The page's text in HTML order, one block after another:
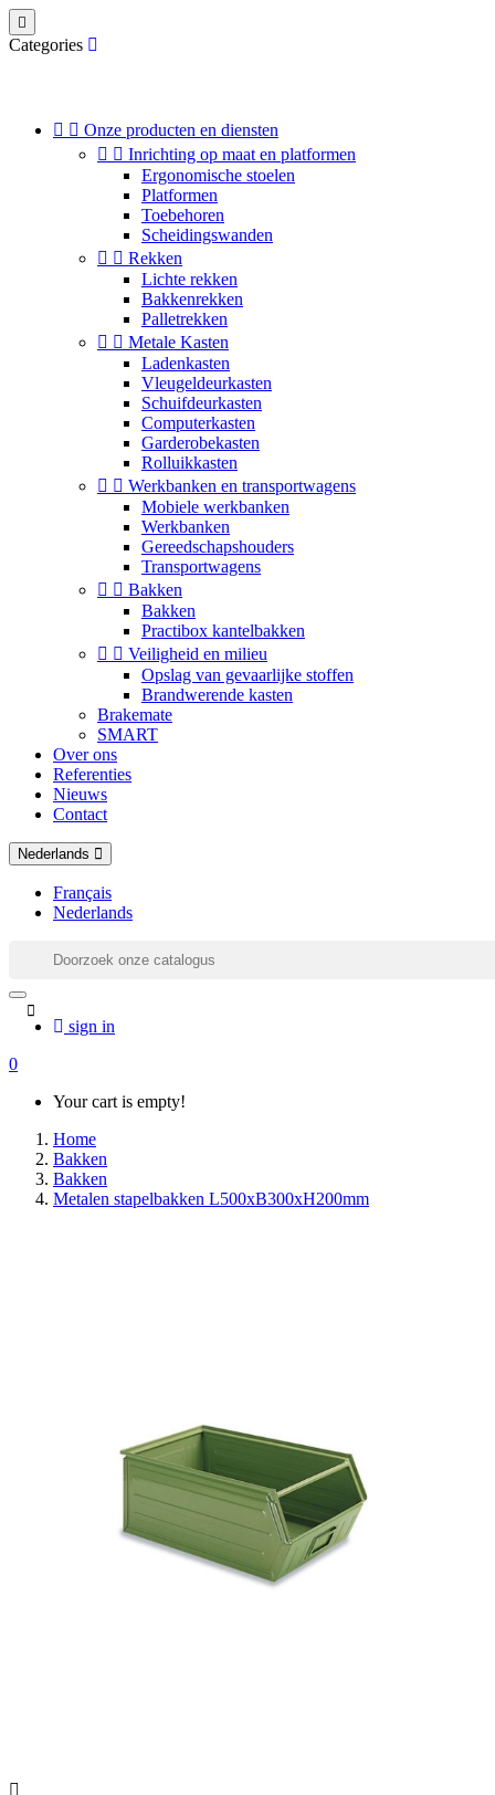

Categories
  Onze producten en diensten
  Inrichting op maat en platformen
Ergonomische stoelen
Platformen
Toebehoren
Scheidingswanden
  Rekken
Lichte rekken
Bakkenrekken
Palletrekken
  Metale Kasten
Ladenkasten
Vleugeldeurkasten
Schuifdeurkasten
Computerkasten
Garderobekasten
Rolluikkasten
  Werkbanken en transportwagens
Mobiele werkbanken
Werkbanken
Gereedschapshouders
Transportwagens
  Bakken
Bakken
Practibox kantelbakken
  Veiligheid en milieu
Opslag van gevaarlijke stoffen
Brandwerende kasten
Brakemate
SMART
Over ons
Referenties
Nieuws
Contact
Nederlands
Français
Nederlands
sign in
0
Your cart is empty!
Home
Bakken
Bakken
Metalen stapelbakken L500xB300xH200mm
